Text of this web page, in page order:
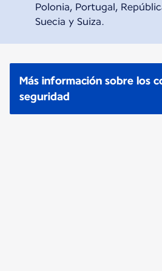
Polonia, Portugal,
Suecia y Suiza.
Más información sobre los
seguridad